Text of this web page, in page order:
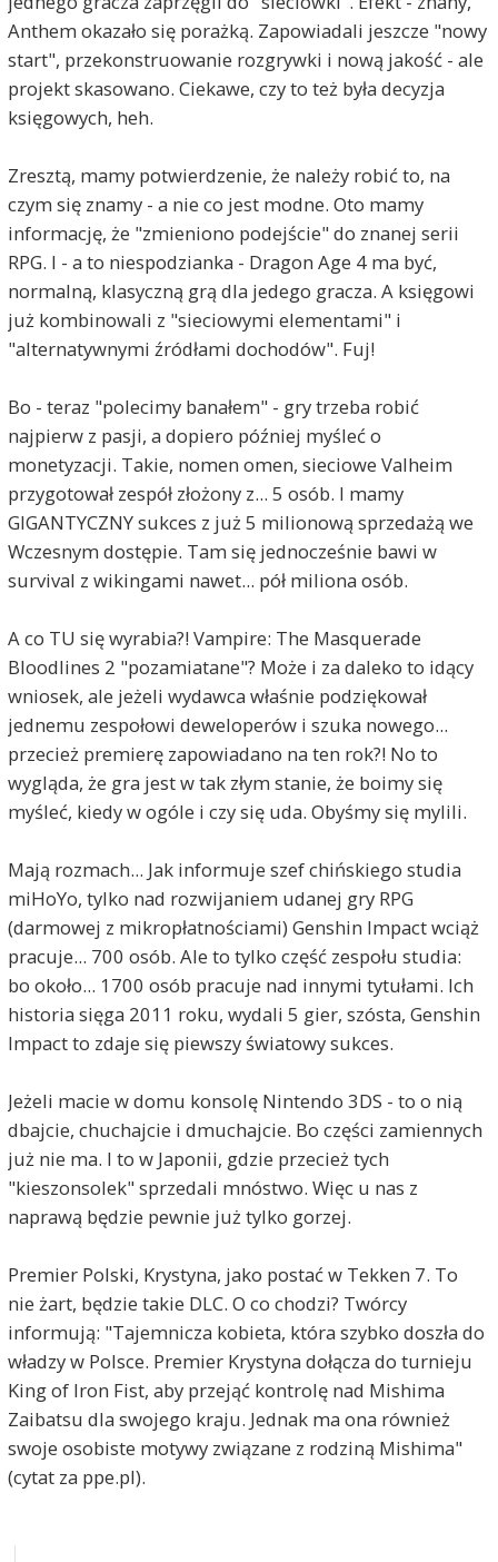
Anthem okazało się porażką. Zapowiadali jeszcze "nowy
start", przekonstruowanie rozgrywki i nową jakość - ale
projekt skasowano. Ciekawe, czy to też była decyzja
księgowych, heh.
Zresztą, mamy potwierdzenie, że należy robić to, na
czym się znamy - a nie co jest modne. Oto mamy
informację, że "zmieniono podejście" do znanej serii
RPG. I - a to niespodzianka - Dragon Age 4 ma być,
normalną, klasyczną grą dla jedego gracza. A księgowi
już kombinowali z "sieciowymi elementami" i
"alternatywnymi źródłami dochodów". Fuj!
Bo - teraz "polecimy banałem" - gry trzeba robić
najpierw z pasji, a dopiero później myśleć o
monetyzacji. Takie, nomen omen, sieciowe Valheim
przygotował zespół złożony z... 5 osób. I mamy
GIGANTYCZNY sukces z już 5 milionową sprzedażą we
Wczesnym dostępie. Tam się jednocześnie bawi w
survival z wikingami nawet... pół miliona osób.
A co TU się wyrabia?! Vampire: The Masquerade
Bloodlines 2 "pozamiatane"? Może i za daleko to idący
wniosek, ale jeżeli wydawca właśnie podziękował
jednemu zespołowi deweloperów i szuka nowego...
przecież premierę zapowiadano na ten rok?! No to
wygląda, że gra jest w tak złym stanie, że boimy się
myśleć, kiedy w ogóle i czy się uda. Obyśmy się mylili.
Mają rozmach... Jak informuje szef chińskiego studia
miHoYo, tylko nad rozwijaniem udanej gry RPG
(darmowej z mikropłatnościami) Genshin Impact wciąż
pracuje... 700 osób. Ale to tylko część zespołu studia:
bo około... 1700 osób pracuje nad innymi tytułami. Ich
historia sięga 2011 roku, wydali 5 gier, szósta, Genshin
Impact to zdaje się piewszy światowy sukces.
Jeżeli macie w domu konsolę Nintendo 3DS - to o nią
dbajcie, chuchajcie i dmuchajcie. Bo części zamiennych
już nie ma. I to w Japonii, gdzie przecież tych
"kieszonsolek" sprzedali mnóstwo. Więc u nas z
naprawą będzie pewnie już tylko gorzej.
Premier Polski, Krystyna, jako postać w Tekken 7. To
nie żart, będzie takie DLC. O co chodzi? Twórcy
informują: "Tajemnicza kobieta, która szybko doszła do
władzy w Polsce. Premier Krystyna dołącza do turnieju
King of Iron Fist, aby przejąć kontrolę nad Mishima
Zaibatsu dla swojego kraju. Jednak ma ona również
swoje osobiste motywy związane z rodziną Mishima"
(cytat za ppe.pl).